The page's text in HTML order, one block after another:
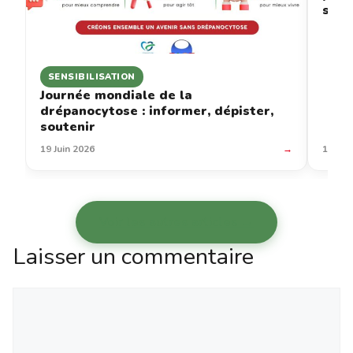
SENSIBILISATION
Journée mondiale de la
drépanocytose : informer, dépister,
soutenir
19 Juin 2026 → 12
Laisser un commentaire